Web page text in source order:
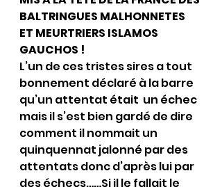
BALTRINGUES MALHONNETES
ET MEURTRIERS ISLAMOS
GAUCHOS !
L’un de ces tristes sires a tout
bonnement déclaré à la barre
qu’un attentat était  un échec
mais il s’est bien gardé de dire
comment il nommait un
quinquennat jalonné par des
attentats donc d’après lui par
des échecs……Si il le fallait le